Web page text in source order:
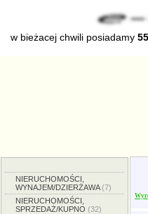
w bieżacej chwili posiadamy
NIERUCHOMOŚCI,
WYNAJEM/DZIERŻAWA(7)
NIERUCHOMOŚCI,
SPRZEDAŻ/KUPNO (32)